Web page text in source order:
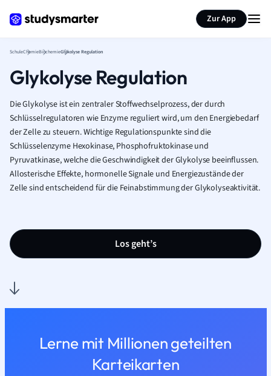
Zur App
SchuleChemieBiochemieGlykolyse Regulation
Glykolyse Regulation
Die Glykolyse ist ein zentraler Stoffwechselprozess, der durch
Schlüsselregulatoren wie Enzyme reguliert wird, um den Energiebedarf
der Zelle zu steuern. Wichtige Regulationspunkte sind die
Schlüsselenzyme Hexokinase, Phosphofruktokinase und
Pyruvatkinase, welche die Geschwindigkeit der Glykolyse beeinflussen.
Allosterische Effekte, hormonelle Signale und Energiezustände der
Zelle sind entscheidend für die Feinabstimmung der Glykolyseaktivität.
Los geht’s
Lerne mit Millionen geteilten
Karteikarten
Seite zusammenfassen